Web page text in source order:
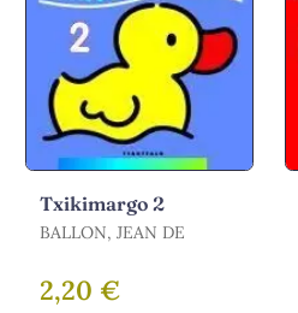
Txikimargo 2
BALLON, JEAN DE
2,20 €